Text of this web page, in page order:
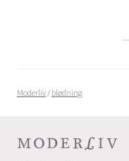
Moderliv/ blødning